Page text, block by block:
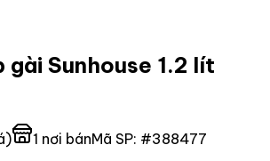
gài Sunhouse 1.2 lít
1 nơi bánMã SP: #388477